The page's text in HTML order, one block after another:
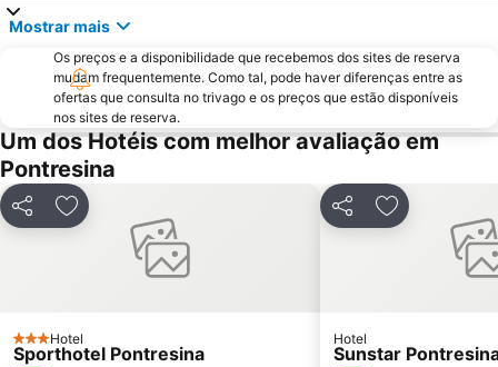
Mostrar mais
Os preços e a disponibilidade que recebemos dos sites de reserva
mudam frequentemente. Como tal, pode haver diferenças entre as
ofertas que consulta no trivago e os preços que estão disponíveis
nos sites de reserva.
Um dos Hotéis com melhor avaliação em
Pontresina
PartilharAdicionar aos favoritos
3 Estrelas
Hotel
Sporthotel Pontresina
PartilharAdicionar
Hotel
Sunstar